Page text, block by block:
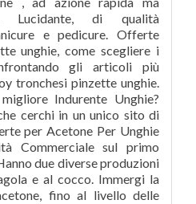
Lucidante, di qualità
e pedicure. Offerte
unghie, come scegliere i
gli articoli più
tronchesi pinzette unghie.
Indurente Unghie?
cerchi in un unico sito di
per Acetone Per Unghie
Commerciale sul primo
due diverse produzioni
e al cocco. Immergi la
fino al livello delle